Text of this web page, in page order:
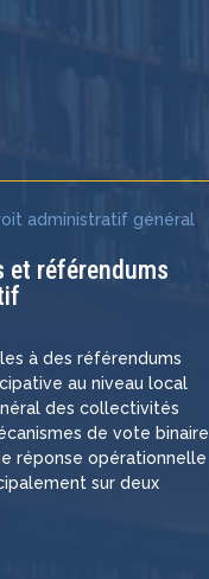
administratif général
et référendums
à des référendums
au niveau local
des collectivités
de vote binaire
réponse opérationnelle
sur deux